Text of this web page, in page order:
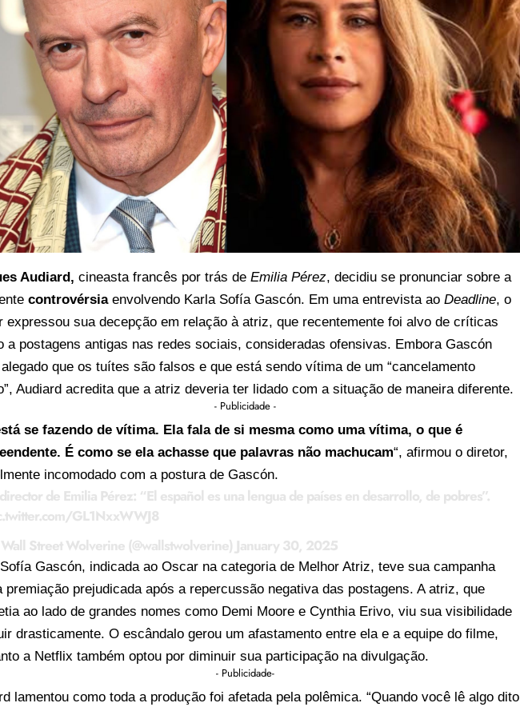
Audiard, cineasta francês por trás de Emilia Pérez, decidiu se pronunciar sobre a
controvérsia envolvendo Karla Sofía Gascón. Em uma entrevista ao Deadline, o
expressou sua decepção em relação à atriz, que recentemente foi alvo de críticas
a postagens antigas nas redes sociais, consideradas ofensivas. Embora Gascón
que os tuítes são falsos e que está sendo vítima de um “cancelamento
Audiard acredita que a atriz deveria ter lidado com a situação de maneira diferente.
- Publicidade -
se fazendo de vítima. Ela fala de si mesma como uma vítima, o que é
É como se ela achasse que palavras não machucam“, afirmou o diretor,
incomodado com a postura de Gascón.
de Emilia Pérez: “El español es una lengua de países en desarrollo, de pobres”.
GL1NxxWWJ8
Street Wolverine (@wallstwolverine) January 30, 2025
Gascón, indicada ao Oscar na categoria de Melhor Atriz, teve sua campanha
premiação prejudicada após a repercussão negativa das postagens. A atriz, que
ao lado de grandes nomes como Demi Moore e Cynthia Erivo, viu sua visibilidade
drasticamente. O escândalo gerou um afastamento entre ela e a equipe do filme,
a Netflix também optou por diminuir sua participação na divulgação.
- Publicidade-
lamentou como toda a produção foi afetada pela polêmica. “Quando você lê algo dito